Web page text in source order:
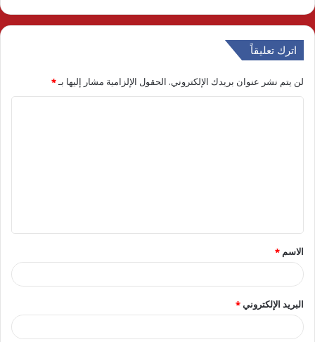
اترك تعليقاً
لن يتم نشر عنوان بريدك الإلكتروني. الحقول الإلزامية مشار إليها بـ*
ق
*
الاسم *
البريد الإلكتروني*